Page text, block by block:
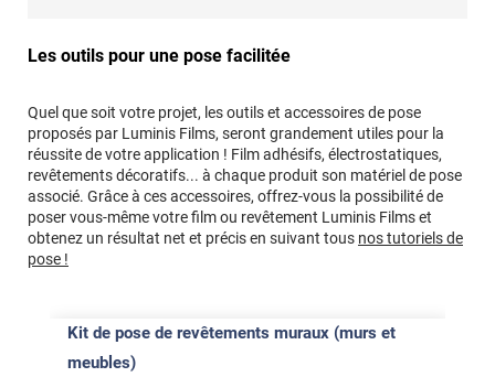
Les outils pour une pose facilitée
Quel que soit votre projet, les outils et accessoires de pose
proposés par Luminis Films, seront grandement utiles pour la
réussite de votre application ! Film adhésifs, électrostatiques,
revêtements décoratifs... à chaque produit son matériel de pose
associé. Grâce à ces accessoires, offrez-vous la possibilité de
poser vous-même votre film ou revêtement Luminis Films et
obtenez un résultat net et précis en suivant tous nos tutoriels de
pose !
Kit de pose de revêtements muraux (murs et
meubles)